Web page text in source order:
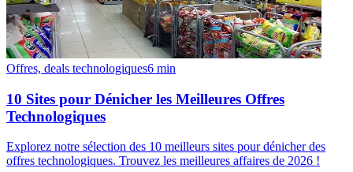
Offres, deals technologiques6 min
10 Sites pour Dénicher les Meilleures Offres
Technologiques
Explorez notre sélection des 10 meilleurs sites pour dénicher des
offres technologiques. Trouvez les meilleures affaires de 2026 !